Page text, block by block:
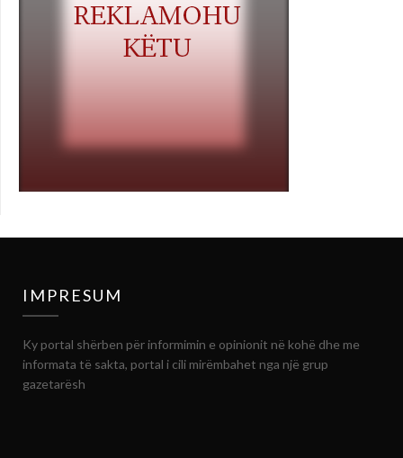
IMPRESUM
Ky portal shërben për informimin e opinionit në kohë dhe me
informata të sakta, portal i cili mirëmbahet nga një grup
gazetarësh